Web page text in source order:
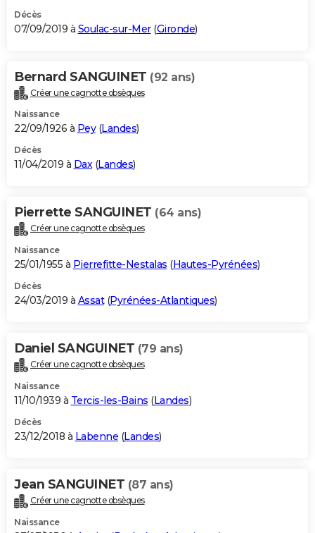
Décès
07/09/2019 à Soulac-sur-Mer(Gironde)
Bernard SANGUINET (92 ans)
Créer une cagnotte obsèques
Naissance
22/09/1926 à Pey(Landes)
Décès
11/04/2019 à Dax(Landes)
Pierrette SANGUINET (64 ans)
Créer une cagnotte obsèques
Naissance
25/01/1955 à Pierrefitte-Nestalas (Hautes-Pyrénées)
Décès
24/03/2019 à Assat(Pyrénées-Atlantiques)
Daniel SANGUINET (79 ans)
Créer une cagnotte obsèques
Naissance
11/10/1939 à Tercis-les-Bains (Landes)
Décès
23/12/2018 à Labenne (Landes)
Jean SANGUINET (87 ans)
Créer une cagnotte obsèques
Naissance